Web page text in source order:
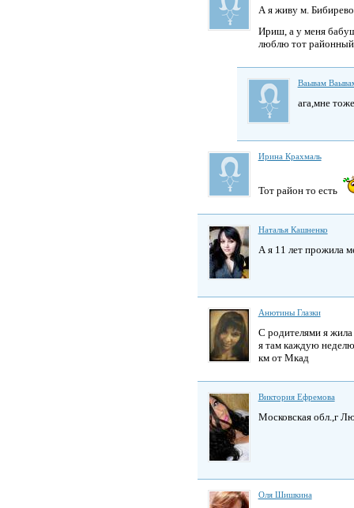
А я живу м.
Ириш, а у меня
люблю тот
Ваывам
ага,мне
Ирина Крахмаль
Тот район то есть
Наталья Кашненко
А я 11 лет прожила
Анютины Глазки
С родителями я
я там каждую
км от Мкад
Виктория Ефремова
Московская обл.,г
Оля Шишкина